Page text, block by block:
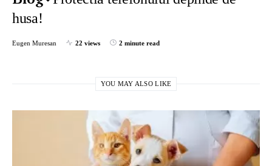
husa!
Eugen Muresan 22 views 2 minute read
YOU MAY ALSO LIKE